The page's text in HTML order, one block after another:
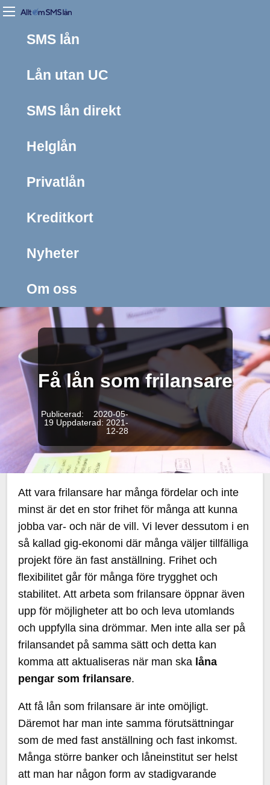
SMS lån
Lån utan UC
SMS lån direkt
Helglån
Privatlån
Kreditkort
Nyheter
Om oss
Få lån som frilansare
Publicerad: 2020-05-
19 Uppdaterad: 2021-
12-28
Att vara frilansare har många fördelar och inte
minst är det en stor frihet för många att kunna
jobba var- och när de vill. Vi lever dessutom i en
så kallad gig-ekonomi där många väljer tillfälliga
projekt före än fast anställning. Frihet och
flexibilitet går för många före trygghet och
stabilitet. Att arbeta som frilansare öppnar även
upp för möjligheter att bo och leva utomlands
och uppfylla sina drömmar. Men inte alla ser på
frilansandet på samma sätt och detta kan
komma att aktualiseras när man ska låna
pengar som frilansare.
Att få lån som frilansare är inte omöjligt.
Däremot har man inte samma förutsättningar
som de med fast anställning och fast inkomst.
Många större banker och låneinstitut ser helst
att man har någon form av stadigvarande